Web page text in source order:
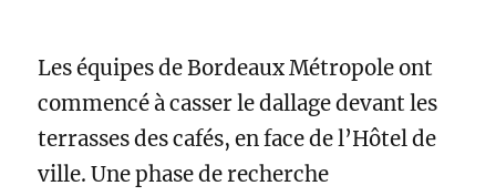
Les équipes de Bordeaux Métropole ont
commencé à casser le dallage devant les
terrasses des cafés, en face de l’Hôtel de
ville. Une phase de recherche